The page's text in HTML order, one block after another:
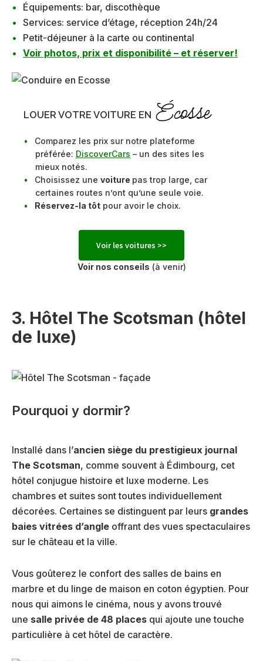
Équipements: bar, discothèque
Services: service d’étage, réception 24h/24
Petit-déjeuner à la carte ou continental
Voir photos, prix et disponibilité – et réserver!
LOUER VOTRE VOITURE EN Écosse
Comparez les prix sur notre plateforme
préférée: DiscoverCars – un des sites les
mieux notés.
Choisissez une voiture pas trop large, car
certaines routes n’ont qu’une seule voie.
Réservez-la tôt pour avoir le choix.
Voir les voitures >>
Voir nos conseils (à venir)
3. Hôtel The Scotsman (hôtel
de luxe)
Pourquoi y dormir?
Installé dans l’ancien siège du prestigieux journal
The Scotsman, comme souvent à Édimbourg, cet
hôtel conjugue histoire et luxe moderne. Les
chambres et suites sont toutes individuellement
décorées. Certaines se distinguent par leurs grandes
baies vitrées d’angle offrant des vues spectaculaires
sur le château et la ville.
Vous goûterez le confort des salles de bains en
marbre et du linge de maison en coton égyptien. Pour
nous qui aimons le cinéma, nous y avons trouvé
une salle privée de 48 places qui ajoute une touche
particulière à cet hôtel de caractère.